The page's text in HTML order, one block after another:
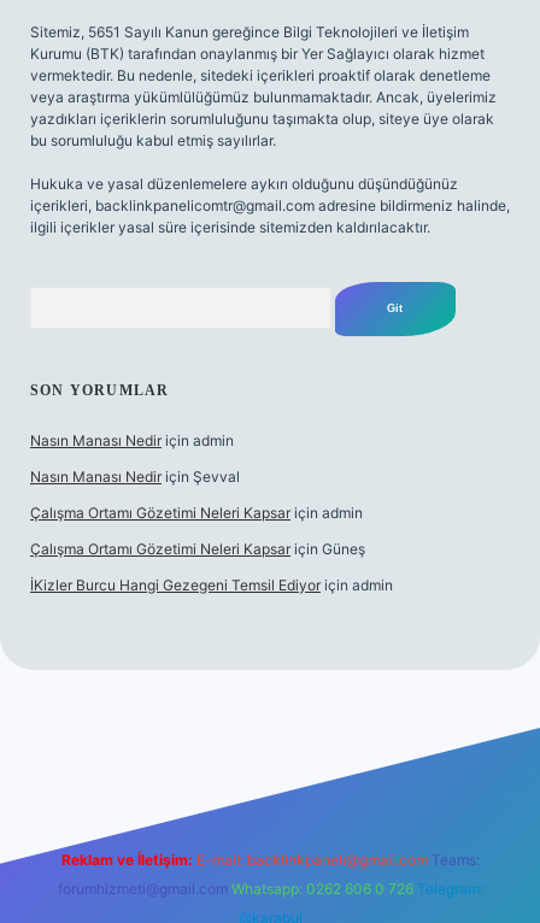
Sitemiz, 5651 Sayılı Kanun gereğince Bilgi Teknolojileri ve İletişim
Kurumu (BTK) tarafından onaylanmış bir Yer Sağlayıcı olarak hizmet
vermektedir. Bu nedenle, sitedeki içerikleri proaktif olarak denetleme
veya araştırma yükümlülüğümüz bulunmamaktadır. Ancak, üyelerimiz
yazdıkları içeriklerin sorumluluğunu taşımakta olup, siteye üye olarak
bu sorumluluğu kabul etmiş sayılırlar.
Hukuka ve yasal düzenlemelere aykırı olduğunu düşündüğünüz
içerikleri, backlinkpanelicomtr@gmail.com adresine bildirmeniz halinde,
ilgili içerikler yasal süre içerisinde sitemizden kaldırılacaktır.
SON YORUMLAR
Nasın Manası Nedir için admin
Nasın Manası Nedir için Şevval
Çalışma Ortamı Gözetimi Neleri Kapsar için admin
Çalışma Ortamı Gözetimi Neleri Kapsar için Güneş
İKizler Burcu Hangi Gezegeni Temsil Ediyor için admin
Reklam ve İletişim: E-mail: backlinkpaneli@gmail.com Teams:
forumhizmeti@gmail.com Whatsapp: 0262 606 0 726 Telegram:
@karabul